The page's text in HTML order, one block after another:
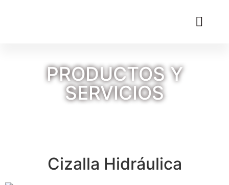
PRODUCTOS Y
SERVICIOS
Cizalla Hidráulica